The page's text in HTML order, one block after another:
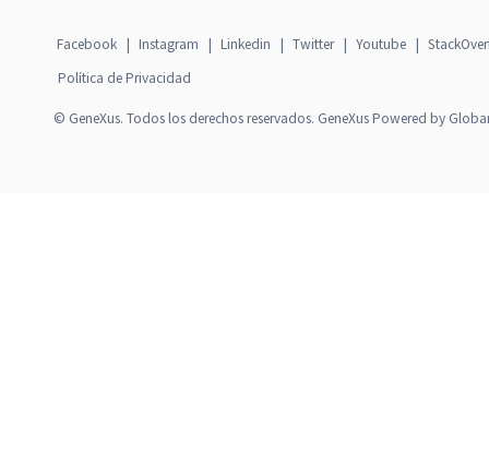
Facebook | Instagram | Linkedin | Twitter | Youtube |
Política de Privacidad
© GeneXus. Todos los derechos reservados. GeneXus Powered by